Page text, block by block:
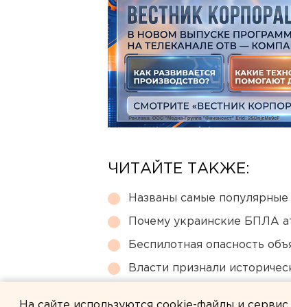
ЧИТАЙТЕ ТАКЖЕ:
Названы самые
Почему украинские БПЛА
Беспилотная опасность
Власти признали